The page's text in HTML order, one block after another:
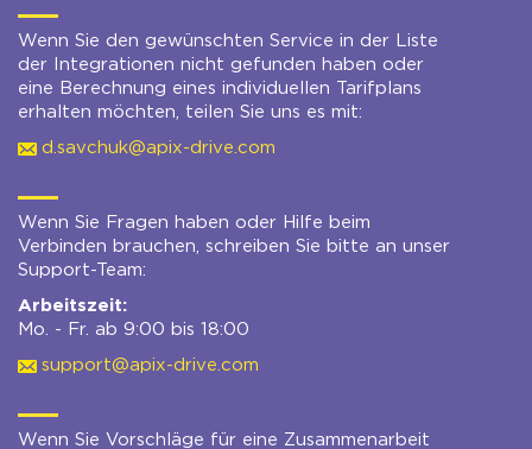
Wenn Sie den gewünschten Service in der Liste
der Integrationen nicht gefunden haben oder
eine Berechnung eines individuellen Tarifplans
erhalten möchten, teilen Sie uns es mit:
d.savchuk@apix-drive.com
Wenn Sie Fragen haben oder Hilfe beim
Verbinden brauchen, schreiben Sie bitte an unser
Support-Team:
Arbeitszeit:
Mo. - Fr. ab 9:00 bis 18:00
support@apix-drive.com
Wenn Sie Vorschläge für eine Zusammenarbeit